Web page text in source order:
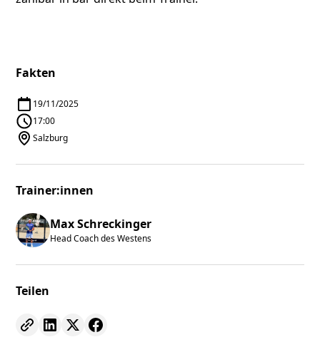
Fakten
19/11/2025
17:00
Salzburg
Trainer:innen
Max Schreckinger
Head Coach des Westens
Teilen